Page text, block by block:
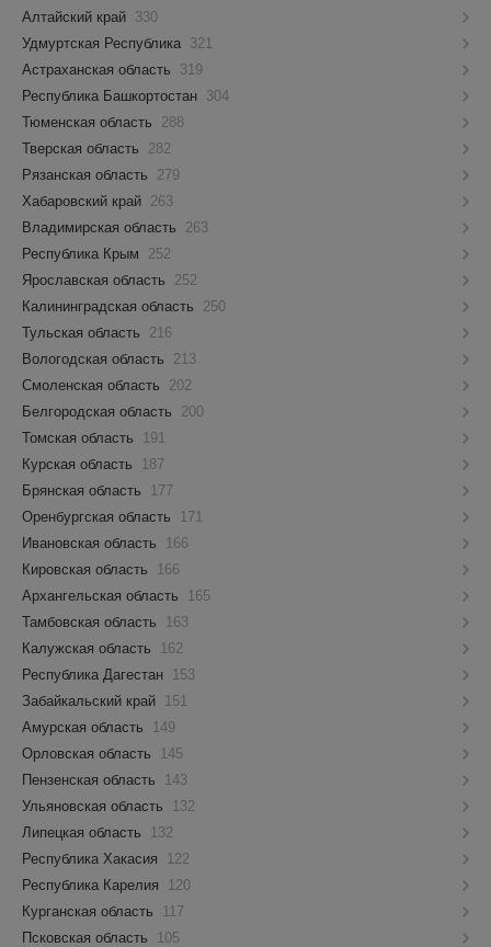
Алтайский край 330
Удмуртская Республика 321
Астраханская область
319
Республика Башкортостан 304
Тюменская область
288
Тверская область
282
Рязанская область
279
Хабаровский край 263
Владимирская область
263
Республика Крым
252
Ярославская область
252
Калининградская область
250
Тульская область
216
Вологодская область
213
Смоленская область
202
Белгородская область
200
Томская область
191
Курская область
187
Брянская область
177
Оренбургская область
171
Ивановская область
166
Кировская область
166
Архангельская область
165
Тамбовская область
163
Калужская область
162
Республика Дагестан
153
Забайкальский край
151
Амурская область
149
Орловская область
145
Пензенская область
143
Ульяновская область
132
Липецкая область
132
Республика Хакасия
122
Республика Карелия
120
Курганская область
117
Псковская область
105